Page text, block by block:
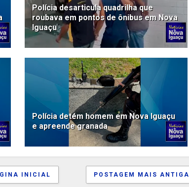
Polícia desarticula quadrilha que
roubava em pontos de ônibus em Nova
Iguaçu
Polícia detém homem em Nova Iguaçu
e apreende granada
POSTAGEM MAIS ANTIGA
INICIAL